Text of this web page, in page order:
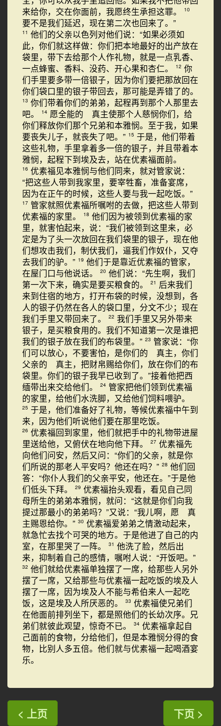
来给你，交在你面前，我愿终生承担这罪。
10
要不是我们延迟，现在第二次也回来了。”
11 他们的父亲以色列对他们说：“如果必须如
此，你们就这样做：你们把本地最好的出产放在
袋里，带下去给那个人作礼物，就是一点乳香、
一点蜂蜜、香料、没药、开心果和杏仁。
12 你
们手里要多带一倍银子，因为你们要把那放回在
你们袋口里的银子带回去，那可能是弄错了的。
13 你们带着你们的弟弟，起程再到那个人那里去
吧。
14 愿全能的 真主使那个人慈悯你们，给
你们释放你们那个兄弟和本雅悯。至于我，如果
要丧失儿子，就丧失了吧。” 15 于是，他们带着
这些礼物，手里拿着多一倍的银子，并且带着本
雅悯，起程下到埃及去，站在优素福面前。
16 优素福见本雅悯与他们同来，就对管家说：
“把这些人带到我家里，要宰牲畜，准备宴席，
因为在正午的时候，这些人要与我一起吃饭。”
17 管家就照优素福所嘱咐的去做，把这些人带到
优素福的家里。
18 他们因为被领到优素福的家
里，就害怕起来，说：“我们被领到这里来，必
定是为了头一次放回在我们袋里的银子，现在他
们想攻击我们，制伏我们，逼我们作奴仆，又夺
去我们的驴。” 19 他们于是靠近优素福的管家，
在屋门口与他说话。
20 他们说：“先生啊，我们
第一次下来，确实是要买粮食的。
21 后来我们
来到住宿的地方，打开布袋的时候，没想到，各
人的银子仍然在各人的袋口里，分文不少；现在
我们手里又带回来了。
22 我们手里又另外带来
银子，是买粮食用的。我们不知道第一次是谁把
我们的银子放在我们的布袋里。” 23 管家说：“你
们可以放心，不要害怕，是你们的 真主，你们
父亲的 真主，把财帛赐给你们，放在你们的布
袋里。你们的银子我早已收到了。”接着他把西
缅带出来交给他们。
24 管家把他们领到优素福
的家里，给他们水洗脚，又给他们饲料喂驴。
25 于是，他们准备好了礼物，等候优素福中午到
来，因为他们听说他们要在那里吃饭。
26 优素福回到家里，他们就把手中的礼物带进屋
里送给他，又俯伏在地向他下拜。
27 优素福先
向他们问安，然后又问：“你们的父亲，就是你
们所说的那老人平安吗？他还在吗？” 28 他们回
答：“你仆人我们的父亲平安，他还在。”于是他
们低头下拜。
29 优素福抬头观看，看见自己同
母所生的弟弟本雅悯，就问：“这就是你们向我
提过那最小的弟弟吗？”又说：“我儿啊，愿 真
主赐恩给你。” 30 优素福爱弟弟之情激动起来，
就急忙去找个可哭的地方。于是他进了自己的内
室，在那里哭了一阵。
31 他洗了脸，然后出
来，抑制着自己的感情，嘱咐人说：“开饭吧。”
32 他们就给优素福单独摆了一席，给那些人另外
摆了一席，又给那些与优素福一起吃饭的埃及人
摆了一席，因为埃及人不能与希伯来人一起吃
饭，这是埃及人所厌恶的。
33 优素福使兄弟们
在他面前排列坐下，都是照他们的长幼次序。兄
弟们就彼此观望，惊奇不已。
34 优素福拿起自
己面前的食物，分给他们，但是本雅悯分得的食
物，比别人多五倍。他们就与优素福一起喝酒宴
乐。
< 上页 下页 >